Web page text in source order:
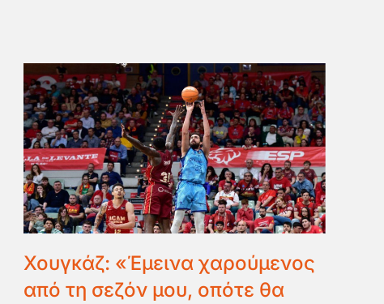
Χουγκάζ: «Έμεινα χαρούμενος
από τη σεζόν μου, οπότε θα